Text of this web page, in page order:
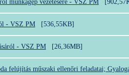
munkagép vezetésére - VSZ PM
- VSZ PM [536,55KB]
- VSZ PM [26,36MB]
felújítás műszaki ellenőri feladatai;